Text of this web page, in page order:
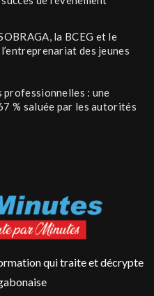
la BCEG et le
des jeunes
professionnelles : une
% saluée par les autorités
qui traite et décrypte